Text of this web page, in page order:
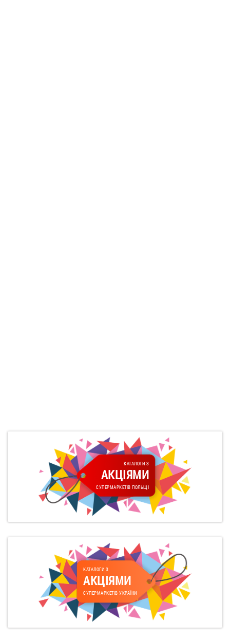
КАТАЛОГИ З
АКЦІЯМИ
СУПЕРМАРКЕТІВ ПОЛЬЩІ
КАТАЛОГИ З
АКЦІЯМИ
СУПЕРМАРКЕТІВ УКРАЇНИ